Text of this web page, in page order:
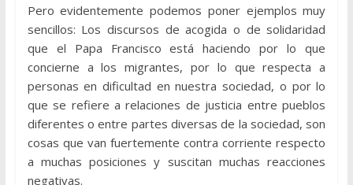
Pero evidentemente podemos poner ejemplos muy
sencillos: Los discursos de acogida o de solidaridad
que el Papa Francisco está haciendo por lo que
concierne a los migrantes, por lo que respecta a
personas en dificultad en nuestra sociedad, o por lo
que se refiere a relaciones de justicia entre pueblos
diferentes o entre partes diversas de la sociedad, son
cosas que van fuertemente contra corriente respecto
a muchas posiciones y suscitan muchas reacciones
negativas.